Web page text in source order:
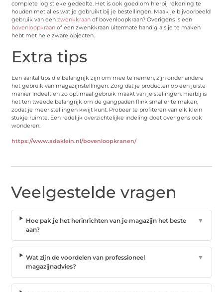
complete logistieke gedeelte. Het is ook goed om hierbij rekening te
houden met alles wat je gebruikt bij je bestellingen. Maak je bijvoorbeeld
gebruik van eenzwenkkraan of bovenloopkraan? Overigens is een
bovenloopkraan of een zwenkkraan uitermate handig als je te maken
hebt met hele zware objecten.
Extra tips
Een aantal tips die belangrijk zijn om mee te nemen, zijn onder andere
het gebruik van magazijnstellingen. Zorg dat je producten op een juiste
manier indeelt en zo optimaal gebruik maakt van je stellingen. Hierbij is
het ten tweede belangrijk om de gangpaden flink smaller te maken,
zodat je meer stellingen kwijt kunt. Probeer te profiteren van elk klein
stukje ruimte. Een redelijk overzichtelijke indeling doet overigens ook
wonderen.
https://www.adaklein.nl/bovenloopkranen/
Veelgestelde vragen
Hoe pak je het herinrichten van je magazijn het beste
aan?
▼
Wat zijn de voordelen van professioneel
magazijnadvies?
▼